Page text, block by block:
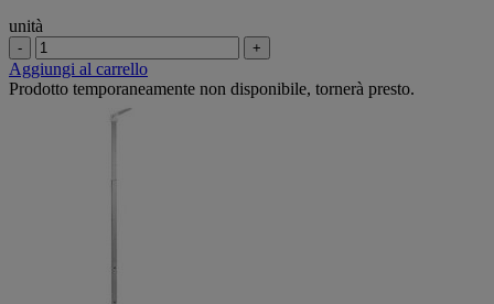
unità
- +
Aggiungi al carrello
Prodotto temporaneamente non disponibile, tornerà presto.